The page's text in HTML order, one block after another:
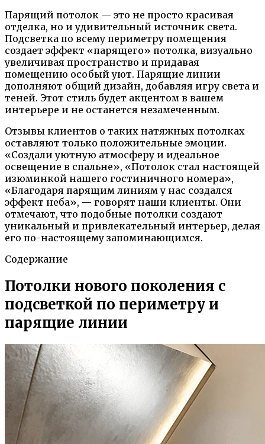
Парящий потолок — это не просто красивая
отделка, но и удивительный источник света.
Подсветка по всему периметру помещения
создает эффект «парящего» потолка, визуально
увеличивая пространство и придавая
помещению особый уют. Парящие линии
дополняют общий дизайн, добавляя игру света и
теней. Этот стиль будет акцентом в вашем
интерьере и не останется незамеченным.
Отзывы клиентов о таких натяжных потолках
оставляют только положительные эмоции.
«Создали уютную атмосферу и идеальное
освещение в спальне», «Потолок стал настоящей
изюминкой нашего гостиничного номера»,
«Благодаря парящим линиям у нас создался
эффект неба», — говорят наши клиенты. Они
отмечают, что подобные потолки создают
уникальный и привлекательный интерьер, делая
его по-настоящему запоминающимся.
Содержание
Потолки нового поколения с
подсветкой по периметру и
парящие линии